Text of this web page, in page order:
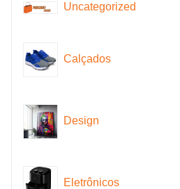
Uncategorized
Calçados
Design
Eletrônicos